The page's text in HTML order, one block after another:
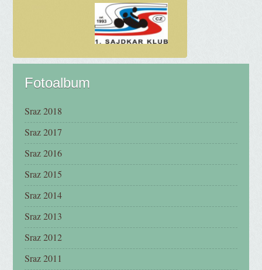
Fotoalbum
Sraz 2018
Sraz 2017
Sraz 2016
Sraz 2015
Sraz 2014
Sraz 2013
Sraz 2012
Sraz 2011